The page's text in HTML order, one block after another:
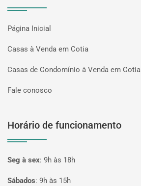
Página Inicial
Casas à Venda em Cotia
Casas de Condomínio à Venda em Cotia
Fale conosco
Horário de funcionamento
Seg à sex: 9h às 18h
Sábados: 9h às 15h